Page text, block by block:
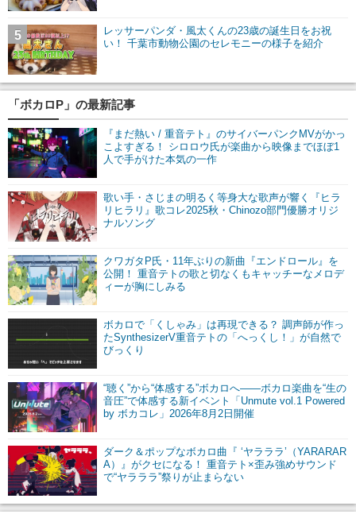
レッサーパンダ・風太くんの23歳の誕生日をお祝
い！ 千葉市動物公園のセレモニーの様子を紹介
5
「ボカロP」の最新記事
『まだ熱い / 重音テト』のサイバーパンクMVがかっ
こよすぎる！ シロロウ氏が楽曲から映像までほぼ1
人で手がけた本気の一作
歌い手・さじまの明るく等身大な歌声が響く『ヒラ
リヒラリ』歌コレ2025秋・Chinozo部門優勝オリジ
ナルソング
クワガタP氏・11年ぶりの新曲『エンドロール』を
公開！ 重音テトの歌と切なくもキャッチーなメロデ
ィーが胸にしみる
ボカロで「くしゃみ」は再現できる？ 調声師が作っ
たSynthesizerV重音テトの「へっくし！」が自然で
びっくり
“聴く”から“体感する”ボカロへ――ボカロ楽曲を“生の
音圧”で体感する新イベント「Unmute vol.1 Powered
by ボカコレ」2026年8月2日開催
ダーク＆ポップなボカロ曲『 ‘ヤラララ’（YARARAR
A）』がクセになる！ 重音テト×歪み強めサウンド
で“ヤラララ”祭りが止まらない